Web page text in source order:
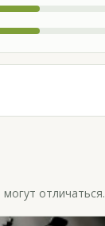
отличаться.